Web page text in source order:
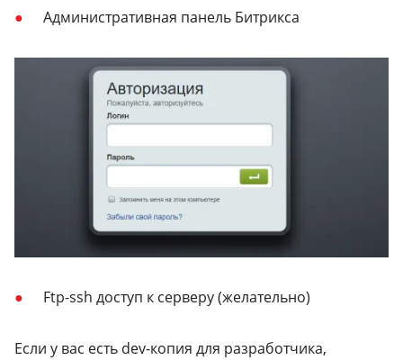
Административная панель Битрикса
Ftp-ssh доступ к серверу (желательно)
Если у вас есть dev-копия для разработчика,